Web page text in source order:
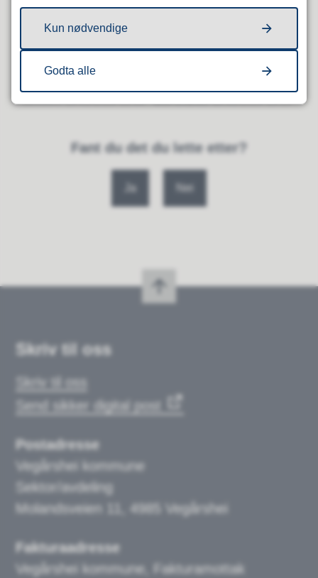
beskjeder videre til kreftkoordinator.
Fant du det du lette etter?
Ja Nei
Skriv til oss
Skriv til oss
Send sikker digital post
Postadresse
Vegårshei kommune
Sektor/avdeling
Molandsveien 11, 4985 Vegårshei
Fakturaadresse
Vegårshei kommune, Fakturamottak
Kun nødvendige
Godta alle